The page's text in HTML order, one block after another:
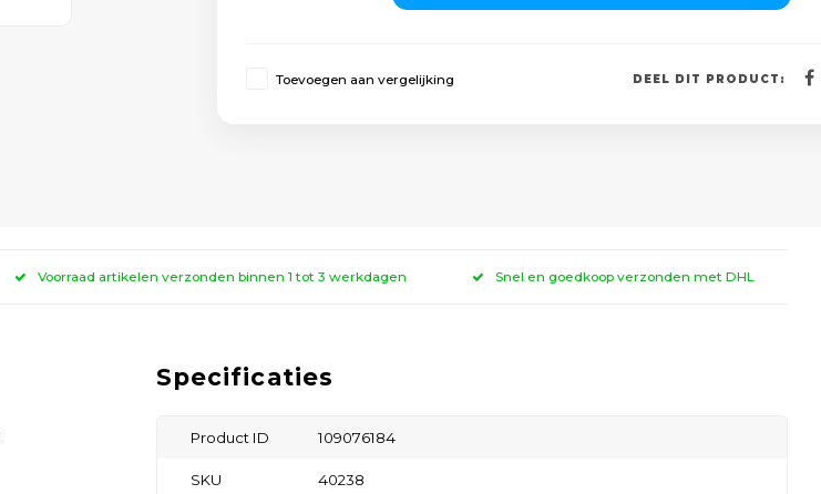
Toevoegen aan vergelijking DEEL DIT PRODUCT:
Voorraad artikelen verzonden binnen 1 tot 3 werkdagen Snel en goedkoop verzonden met DHL
Specificaties
Product ID 109076184
SKU 40238